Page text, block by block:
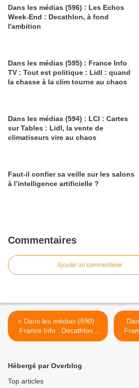
Dans les médias (596) : Les Echos
Week-End : Decathlon, à fond
l'ambition
Dans les médias (595) : France Info
TV : Tout est politique : Lidl : quand
la chasse à la clim tourne au chaos
Dans les médias (594) : LCI : Cartes
sur Tables : Lidl, la vente de
climatiseurs vire au chaos
Faut-il confier sa veille sur les salons
à l’intelligence artificielle ?
Commentaires
Ajouter un commentaire
< Dans les médias (590) :
France Info : Decathlon :
performances et
Hébergé par Overblog
Top articles